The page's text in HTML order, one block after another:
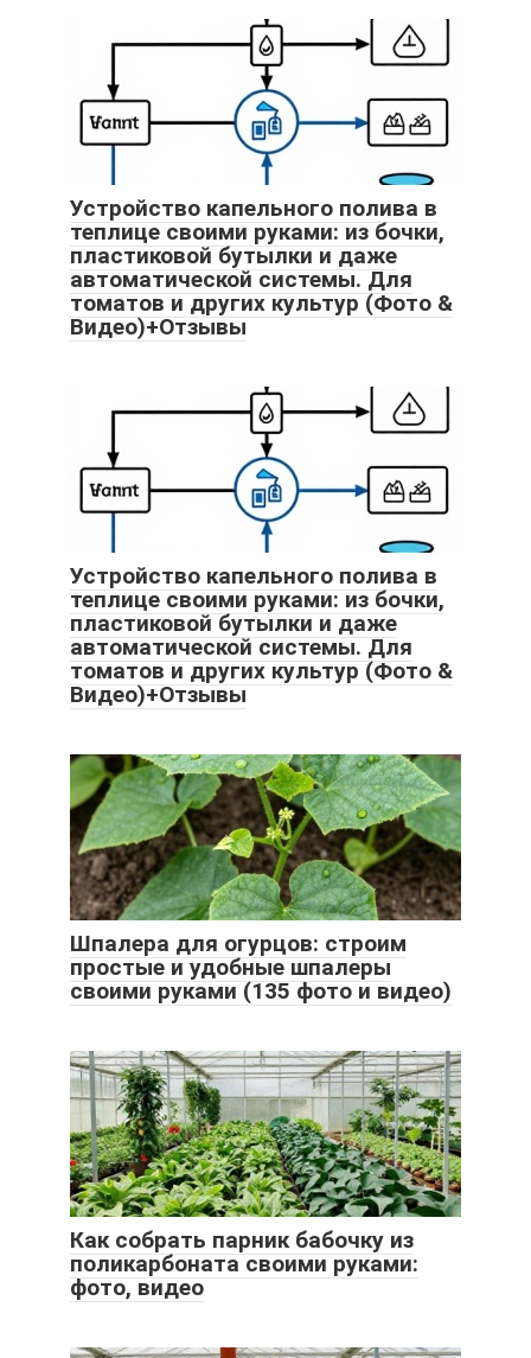
Устройство капельного полива в
теплице своими руками: из бочки,
пластиковой бутылки и даже
автоматической системы. Для
томатов и других культур (Фото &
Видео)+Отзывы
Устройство капельного полива в
теплице своими руками: из бочки,
пластиковой бутылки и даже
автоматической системы. Для
томатов и других культур (Фото &
Видео)+Отзывы
Шпалера для огурцов: строим
простые и удобные шпалеры
своими руками (135 фото и видео)
Как собрать парник бабочку из
поликарбоната своими руками:
фото, видео